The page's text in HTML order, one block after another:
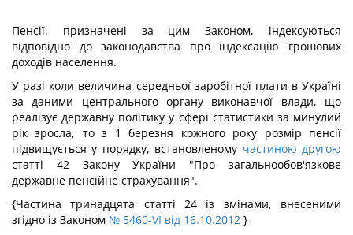
Пенсії, призначені за цим Законом, індексуються
відповідно до законодавства про індексацію грошових
доходів населення.
У разі коли величина середньої заробітної плати в Україні
за даними центрального органу виконавчої влади, що
реалізує державну політику у сфері статистики за минулий
рік зросла, то з 1 березня кожного року розмір пенсії
підвищується у порядку, встановленому частиною другою
статті 42 Закону України "Про загальнообов'язкове
державне пенсійне страхування".
{Частина тринадцята статті 24 із змінами, внесеними
згідно із Законом № 5460-VI від 16.10.2012 }